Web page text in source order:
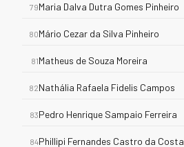
79Maria Dalva Dutra Gomes Pinheiro
80Mário Cezar da Silva Pinheiro
81Matheus de Souza Moreira
82Nathália Rafaela Fidelis Campos
83Pedro Henrique Sampaio Ferreira
84Phillipi Fernandes Castro da Costa